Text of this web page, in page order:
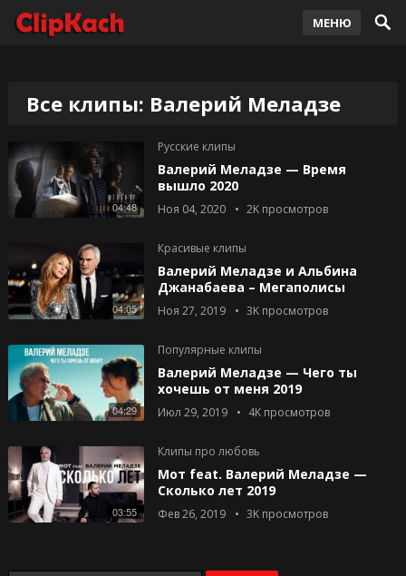
МЕНЮ
Все клипы: Валерий Меладзе
04:48
Русские клипы
Валерий Меладзе — Время
вышло 2020
Ноя 04, 2020 2Kпросмотров
04:05
Красивые клипы
Валерий Меладзе и Альбина
Джанабаева – Мегаполисы
Ноя 27, 2019 3Kпросмотров
04:29
Популярные клипы
Валерий Меладзе — Чего ты
хочешь от меня 2019
Июл 29, 2019 4Kпросмотров
03:55
Клипы про любовь
Мот feat. Валерий Меладзе —
Сколько лет 2019
Фев 26, 2019 3Kпросмотров